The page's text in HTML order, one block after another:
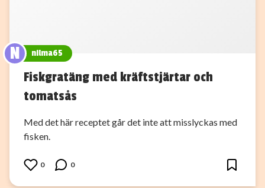
N nilma65
Fiskgratäng med kräftstjärtar och
tomatsås
Med det här receptet går det inte att misslyckas med
fisken.
0 0